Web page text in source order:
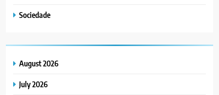
Sociedade
August 2026
July 2026